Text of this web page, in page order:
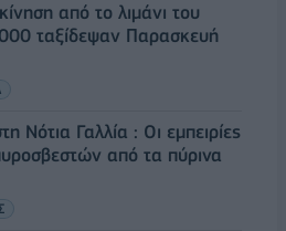
από το λιμάνι του
ταξίδεψαν Παρασκευή
Νότια Γαλλία : Οι εμπειρίες
από τα πύρινα